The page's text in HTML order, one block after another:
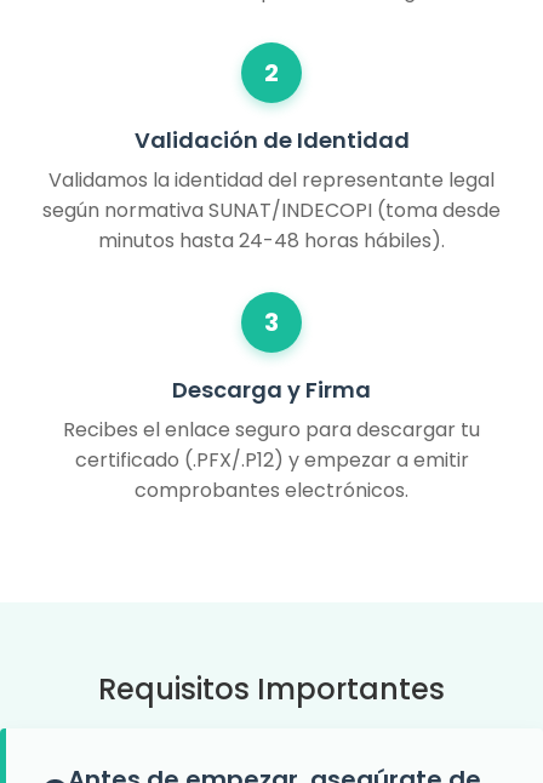
2
Validación de Identidad
Validamos la identidad del representante legal
según normativa SUNAT/INDECOPI (toma desde
minutos hasta 24-48 horas hábiles).
3
Descarga y Firma
Recibes el enlace seguro para descargar tu
certificado (.PFX/.P12) y empezar a emitir
comprobantes electrónicos.
Requisitos Importantes